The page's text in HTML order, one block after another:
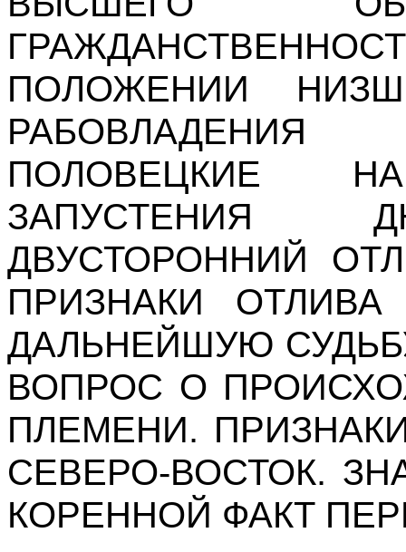
ПОЛОЖЕНИИ
ПОЛОВЕЦКИЕ
ЗАПУСТЕНИЯ
ДВУСТОРОННИЙ
ПРИЗНАКИ
ДАЛЬНЕЙШУЮ
ВОПРОС О
ПЛЕМЕНИ.
СЕВЕРО-ВОСТОК.
КОРЕННОЙ ФАКТ